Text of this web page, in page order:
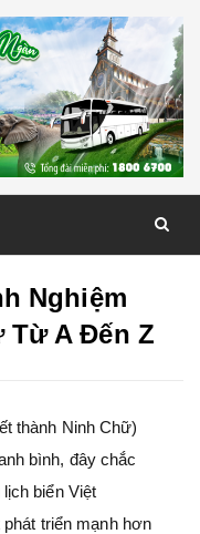
Nghiệm
Từ A Đến Z
thành Ninh Chữ)
bình, đây chắc
biển Việt
triển mạnh hơn